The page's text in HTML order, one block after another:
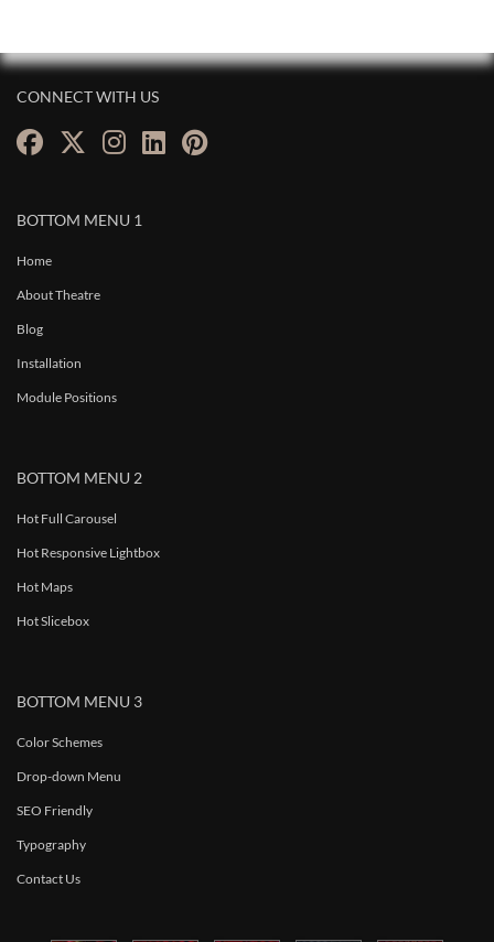
CONNECT WITH US
BOTTOM MENU 1
Home
About Theatre
Blog
Installation
Module Positions
BOTTOM MENU 2
Hot Full Carousel
Hot Responsive Lightbox
Hot Maps
Hot Slicebox
BOTTOM MENU 3
Color Schemes
Drop-down Menu
SEO Friendly
Typography
Contact Us